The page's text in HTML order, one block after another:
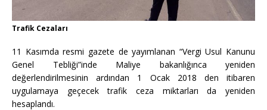
Trafik Cezaları
11 Kasımda resmi gazete de yayımlanan “Vergi Usul Kanunu
Genel Tebliği”inde Maliye bakanlığınca yeniden
değerlendirilmesinin ardından 1 Ocak 2018 den itibaren
uygulamaya geçecek trafik ceza miktarları da yeniden
hesaplandı.